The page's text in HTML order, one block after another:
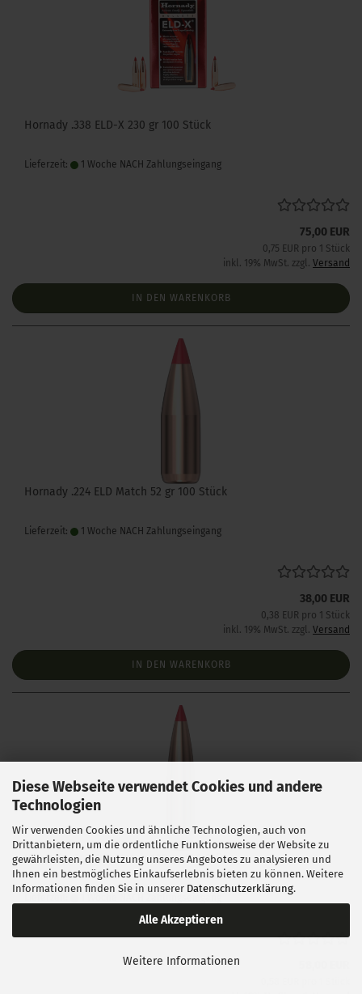
Diese Webseite verwendet Cookies und andere
Technologien
Wir verwenden Cookies und ähnliche Technologien, auch von
Drittanbietern, um die ordentliche Funktionsweise der Website zu
gewährleisten, die Nutzung unseres Angebotes zu analysieren und
Ihnen ein bestmögliches Einkaufserlebnis bieten zu können. Weitere
Informationen finden Sie in unserer Datenschutzerklärung.
Alle Akzeptieren
Weitere Informationen
Hornady .338 ELD-X 230 gr 100 Stück
Lieferzeit: 1 Woche NACH Zahlungseingang
75,00 EUR
0,75 EUR pro 1 Stück
inkl. 19% MwSt. zzgl. Versand
IN DEN WARENKORB
Hornady .224 ELD Match 52 gr 100 Stück
Lieferzeit: 1 Woche NACH Zahlungseingang
38,00 EUR
0,38 EUR pro 1 Stück
inkl. 19% MwSt. zzgl. Versand
IN DEN WARENKORB
Hornady .243 ELD Match 108 gr 100 Stück